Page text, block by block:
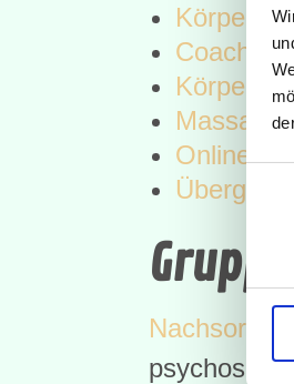
Coaching
Massage
Online-